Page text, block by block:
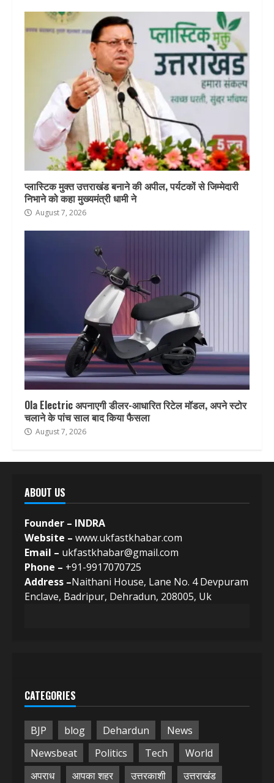
प्लास्टिक मुक्त उत्तराखंड बनाने की अपील, पर्यटकों से जिम्मेदारी
निभाने को कहा मुख्यमंत्री धामी ने
August 7, 2026
Ola Electric अपनाएगी डीलर-आधारित रिटेल मॉडल, अपने स्टोर
चलाने के पांच साल बाद किया फैसला
August 7, 2026
ABOUT US
Founder – INDRA
Website – www.ukfastkhabar.com
Email – ukfastkhabar@gmail.com
Phone – +91-9917070725
Address –Naithani House, Lane No. 4 Devpuram
Enclave, Badripur, Dehradun, 208005, Uk
CATEGORIES
BJP blog Dehardun
News
Newsbeat
Politics Tech
World
अपराध
आपका शहर उत्तरकाशी
उत्तराखंड